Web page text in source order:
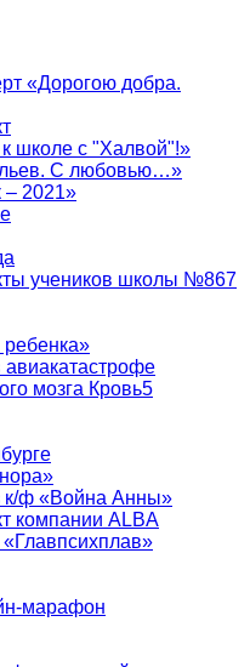
«Дорогою добра.
школе с "Халвой"!»
С любовью…»
– 2021»
учеников школы №867
мозга Кровь5
к/ф «Война Анны»
компании ALBA
«Главпсихплав»